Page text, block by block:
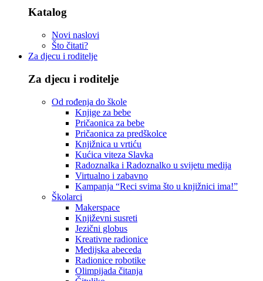
Katalog
Novi naslovi
Što čitati?
Za djecu i roditelje
Za djecu i roditelje
Od rođenja do škole
Knjige za bebe
Pričaonica za bebe
Pričaonica za predškolce
Knjižnica u vrtiću
Kućica viteza Slavka
Radoznalka i Radoznalko u svijetu medija
Virtualno i zabavno
Kampanja “Reci svima što u knjižnici ima!”
Školarci
Makerspace
Književni susreti
Jezični globus
Kreativne radionice
Medijska abeceda
Radionice robotike
Olimpijada čitanja